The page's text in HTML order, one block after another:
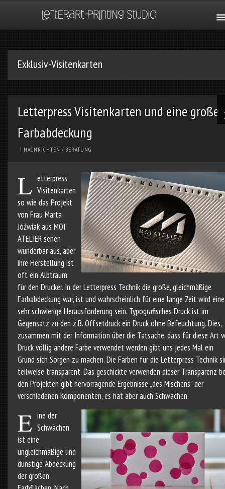
Exklusiv-Visitenkarten
Letterpress Visitenkarten und eine große
Farbabdeckung
! NACHRICHTEN / BERATUNG
L etterpress
Visitenkarten
so wie das Projekt
von Frau Marta
Jóźwiak aus MOI
ATELIER sehen
wunderbar aus, aber
ihre Herstellung ist
oft ein Albtraum
für den Drucker. In der Letterpress Technik die große, gleichmäßige
Farbabdeckung war, ist und wahrscheinlich für eine lange Zeit wird eine
sehr schwierige Herausforderung sein. Typografisches Druck ist im
Gegensatz zu den z.B. Offsetdruck ein Druck ohne Befeuchtung. Dies,
zusammen mit der Information über die Tatsache, dass für diese Art
Druck völlig andere Farbe verwendet werden gibt uns jedes Mal ein
Grund sich Sorgen zu machen. Die Farben für die Letterpress Technik
teilweise transparent. Das geschickte verwenden dieser Transparenz
den Projekten gibt hervorragende Ergebnisse „des Mischens” der
verschiedenen Komponenten, es hat aber auch Schwächen.
E ine der
Schwächen
ist eine
ungleichmäßige und
dunstige Abdeckung
der großen